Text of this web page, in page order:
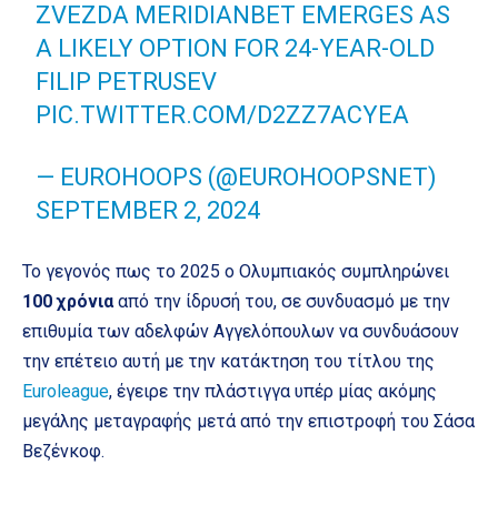
ZVEZDA MERIDIANBET EMERGES AS
A LIKELY OPTION FOR 24-YEAR-OLD
FILIP PETRUSEV
PIC.TWITTER.COM/D2ZZ7ACYEA
— EUROHOOPS (@EUROHOOPSNET)
SEPTEMBER 2, 2024
Το γεγονός πως το 2025 ο Ολυμπιακός συμπληρώνει
100 χρόνιααπό την ίδρυσή του, σε συνδυασμό με την
επιθυμία των αδελφών Αγγελόπουλων να συνδυάσουν
την επέτειο αυτή με την κατάκτηση του τίτλου της
Euroleague, έγειρε την πλάστιγγα υπέρ μίας ακόμης
μεγάλης μεταγραφής μετά από την επιστροφή του Σάσα
Βεζένκοφ.